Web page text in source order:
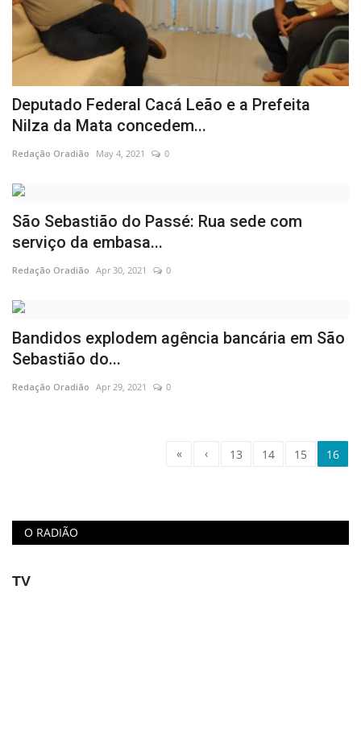
Deputado Federal Cacá Leão e a Prefeita
Nilza da Mata concedem...
Redação Oradião May 4, 2021 0
São Sebastião do Passé: Rua sede com
serviço da embasa...
Redação Oradião Apr 30, 2021 0
Bandidos explodem agência bancária em São
Sebastião do...
Redação Oradião Apr 29, 2021 0
« ‹ 13 14 15 16
O RADIÃO
TV